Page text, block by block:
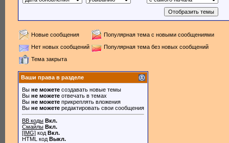
Новые сообщения
Популярная тема с новыми сообщениями
Нет новых сообщений
Популярная тема без новых сообщений
Тема закрыта
Ваши права в разделе
Вы не можете создавать новые темы
Вы не можете отвечать в темах
Вы не можете прикреплять вложения
Вы не можете редактировать свои сообщения
BB коды Вкл.
Смайлы Вкл.
[IMG] код Вкл.
HTML код Выкл.